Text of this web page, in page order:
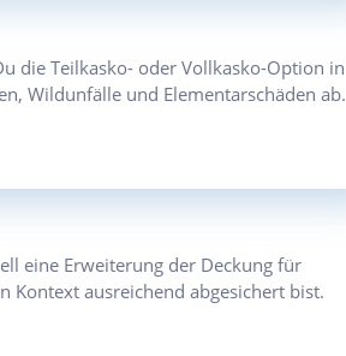
die Teilkasko- oder Vollkasko-Option in
Wildunfälle und Elementarschäden ab.
eine Erweiterung der Deckung für
Kontext ausreichend abgesichert bist.